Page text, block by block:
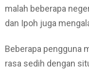
malah beberapa
dan Ipoh juga
Beberapa pengguna
rasa sedih dengan